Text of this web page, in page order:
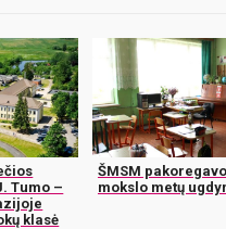
Tumo –
klasė
ŠMSM
mokslo metų